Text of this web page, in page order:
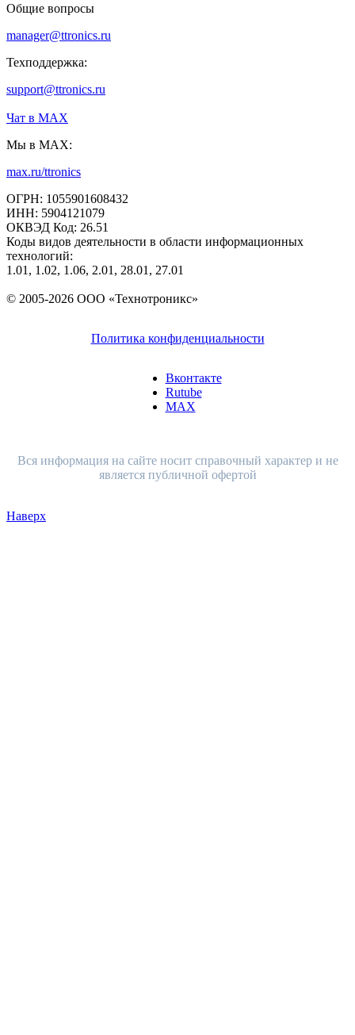
Общие вопросы
manager@ttronics.ru
Техподдержка:
support@ttronics.ru
Чат в МАХ
Мы в MAX:
max.ru/ttronics
ОГРН: 1055901608432
ИНН: 5904121079
ОКВЭД Код: 26.51
Коды видов деятельности в области информационных
технологий:
1.01, 1.02, 1.06, 2.01, 28.01, 27.01
© 2005-2026 ООО «Технотроникс»
Политика конфиденциальности
Вконтакте
Rutube
MAX
Вся информация на сайте носит справочный характер и не
является публичной офертой
Наверх